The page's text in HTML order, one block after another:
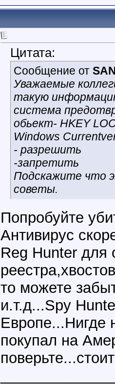
Цитата:
Сообщение от
Уважаемые
такую
система
обьект- HKEY
Windows
- разрешить
-запретить
Подскажите что
советы.
Попробуйте
Антивирус
Reg Hunter для
то можете
и.т.д...Spy
Европе...Нигде
покупал на